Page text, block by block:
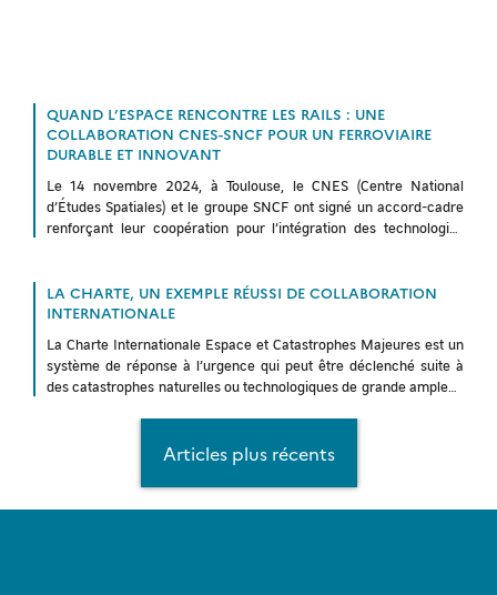
QUAND L’ESPACE RENCONTRE LES RAILS : UNE
COLLABORATION CNES-SNCF POUR UN FERROVIAIRE
DURABLE ET INNOVANT
Le 14 novembre 2024, à Toulouse, le CNES (Centre National
d’Études Spatiales) et le groupe SNCF ont signé un accord-cadre
renforçant leur coopération pour l’intégration des technologies
LA CHARTE, UN EXEMPLE RÉUSSI DE COLLABORATION
INTERNATIONALE
La Charte Internationale Espace et Catastrophes Majeures est un
système de réponse à l’urgence qui peut être déclenché suite à
des catastrophes naturelles ou technologiques de grande ampleur.
Articles plus récents